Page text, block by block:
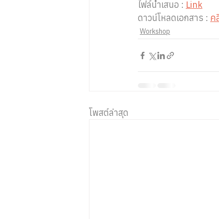
ไฟล์นำเสนอ : Link
ดาวน์โหลดเอกสาร : ค
Workshop
โพสต์ล่าสุด